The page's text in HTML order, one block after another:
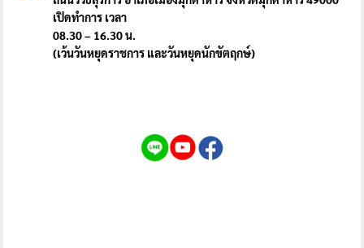
เปิดทำการ เวลา
08.30 – 16.30 น.
(เว้นวันหยุดราชการ และวันหยุดนักขัตฤกษ์)